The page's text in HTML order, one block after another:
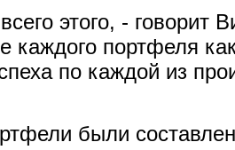
этого, - говорит
каждого портфеля
по каждой из
были